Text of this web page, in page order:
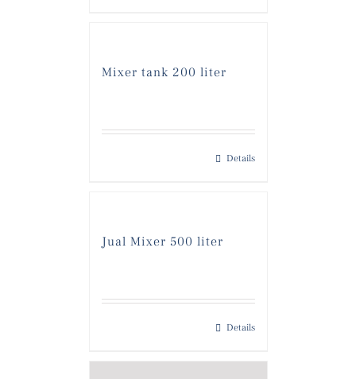
Mixer tank 200 liter
Details
Jual Mixer 500 liter
Details